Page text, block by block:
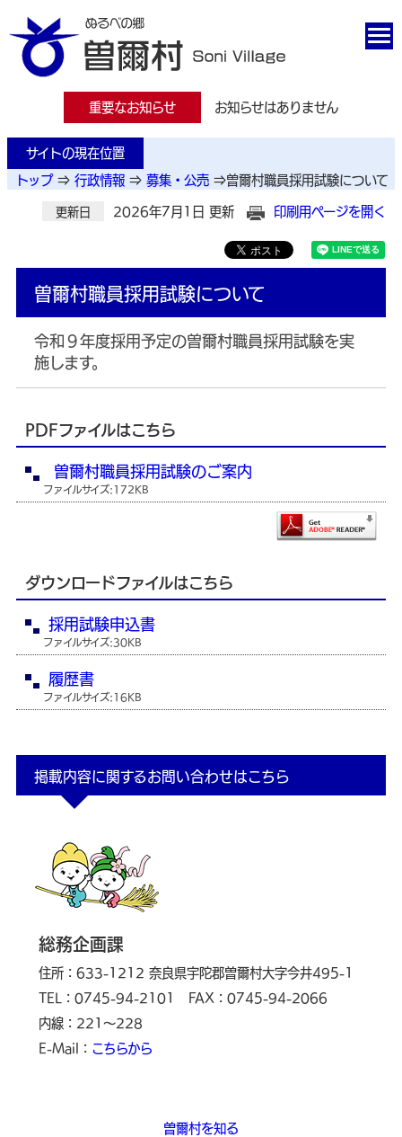
重要なお知らせ お知らせはありません
サイトの現在位置
トップ ⇒ 行政情報 ⇒ 募集・公売 ⇒曽爾村職員採用試験について
更新日 2026年7月1日 更新 印刷用ページを開く
曽爾村職員採用試験について
令和９年度採用予定の曽爾村職員採用試験を実
施します。
PDFファイルはこちら
曽爾村職員採用試験のご案内
ファイルサイズ:172KB
ダウンロードファイルはこちら
採用試験申込書
ファイルサイズ:30KB
履歴書
ファイルサイズ:16KB
掲載内容に関するお問い合わせはこちら
総務企画課
住所：633-1212 奈良県宇陀郡曽爾村大字今井495-1
TEL：0745-94-2101
FAX：0745-94-2066
内線：221～228
E-Mail： こちらから
曽爾村を知る